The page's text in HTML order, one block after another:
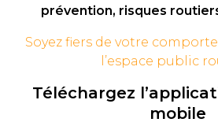
prévention, risques
Soyez fiers de votre
l’espace public
Téléchargez
mobile